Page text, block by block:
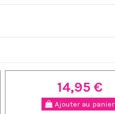
14,95 €
Ajouter au panier